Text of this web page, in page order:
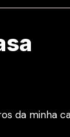
da minha